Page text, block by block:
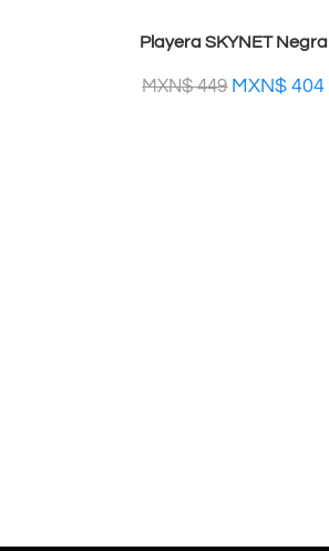
Playera SKYNET Negra
MXN$449 MXN$ 404